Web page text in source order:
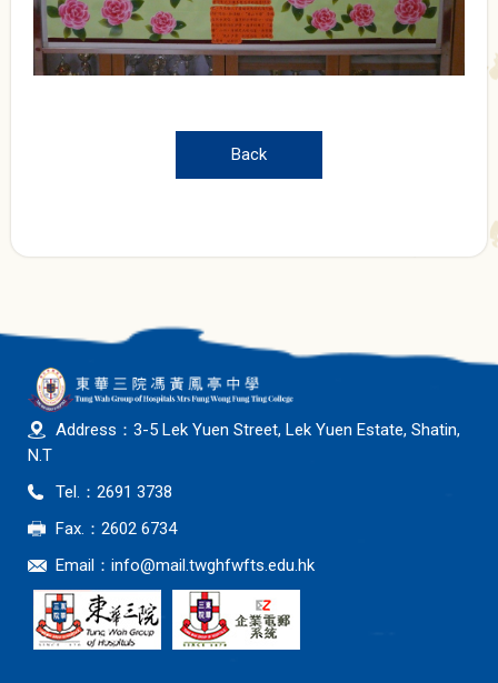
Back
Address：3-5 Lek Yuen Street, Lek Yuen Estate, Shatin,
N.T
Tel.：2691 3738
Fax.：2602 6734
Email： info@mail.twghfwfts.edu.hk